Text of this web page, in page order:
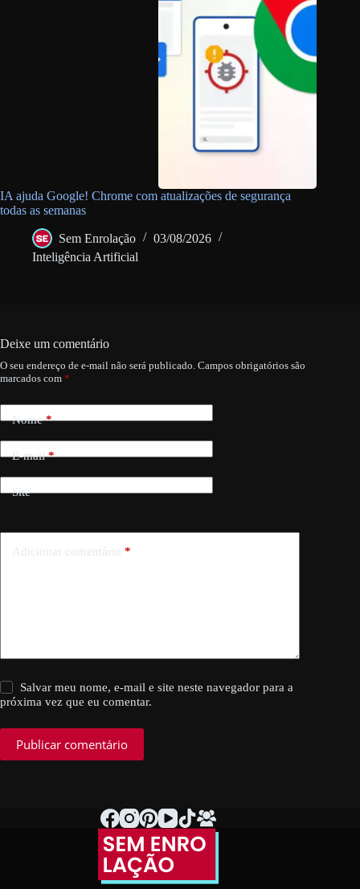
IA ajuda Google! Chrome com atualizações de segurança
todas as semanas
Sem Enrolação
03/08/2026
Inteligência Artificial
Deixe um comentário
O seu endereço de e-mail não será publicado. Campos obrigatórios são
marcados com *
Nome*
E-mail*
Site
Adicionar comentário *
Salvar meu nome, e-mail e site neste navegador para a
próxima vez que eu comentar.
Publicar comentário